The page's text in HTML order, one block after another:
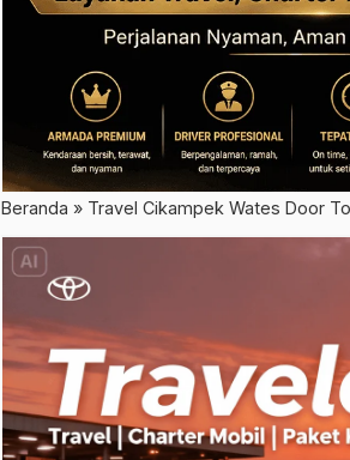
Beranda » Travel Cikampek Wates Door